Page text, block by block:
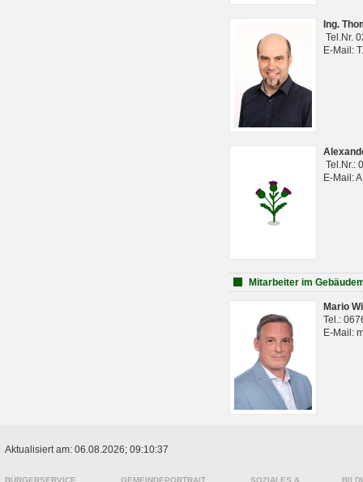
Ing.
Tel.Nr.
E-Mail:
Tel.Nr.:
E-Mail:
Mitarbeiter im
Mario
Tel.:
E-Mail:
Aktualisiert am: 06.08.2026; 09:10:37
BÜRGERSERVICE
GEMEINDEPORTRAIT
SOZIALES &